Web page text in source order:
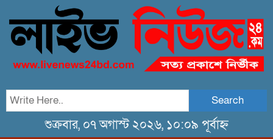
Search
শুক্রবার, ০৭ অগাস্ট ২০২৬, ১০:০৯ পূর্বাহ্ন